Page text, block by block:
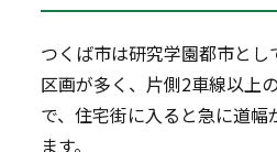
つくば市は研究学園都市と
区画が多く、片側2車線以上
で、住宅街に入ると急に道幅
ます。